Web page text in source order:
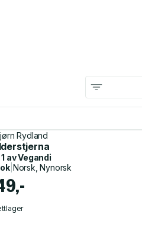
Rydland
avVegandi
Norsk, Nynorsk